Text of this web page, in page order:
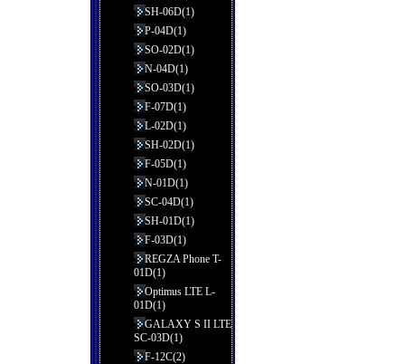
SH-06D(1)
P-04D(1)
SO-02D(1)
N-04D(1)
SO-03D(1)
F-07D(1)
L-02D(1)
SH-02D(1)
F-05D(1)
N-01D(1)
SC-04D(1)
SH-01D(1)
F-03D(1)
REGZA Phone T-
01D(1)
Optimus LTE L-
01D(1)
GALAXY S II LTE
SC-03D(1)
F-12C(2)